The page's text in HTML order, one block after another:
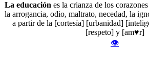
La educaciónes la crianza de los
la arrogancia, odio, maltrato, necedad, la
a partir de la [cortesía] [urbanidad]
[respeto] y [am♥r]
👁